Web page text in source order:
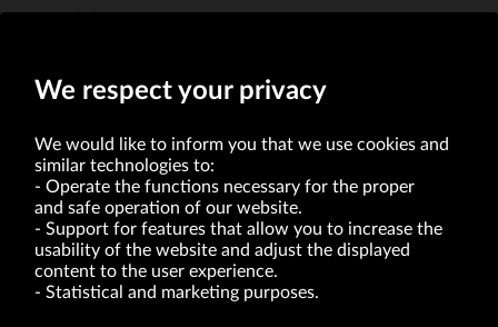
VRG S.A. | 10 Pilotów Street | 31-462 Kraków
Tax Identification Number: 675-000-03-61
District Court for Kraków-Śródmieście in Kraków
XI Economic Department of the National Court Register number 0000047082
We respect your privacy
We would like to inform you that we use cookies and
similar technologies to:
Operate the functions necessary for the proper
and safe operation of our website.
Support for features that allow you to increase the
usability of the website and adjust the displayed
content to the user experience.
Statistical and marketing purposes.